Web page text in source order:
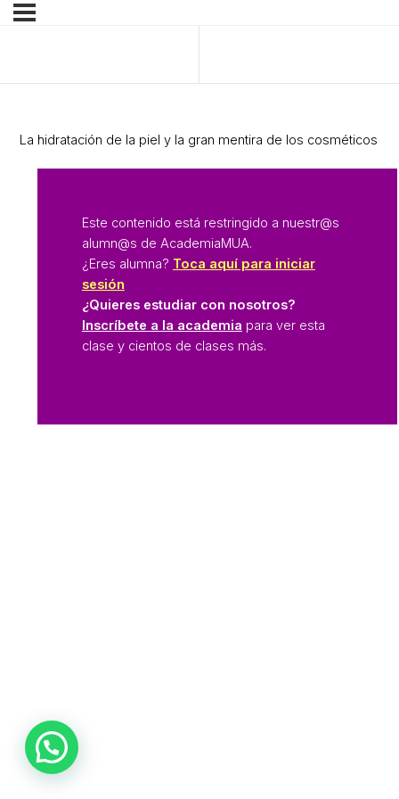
La hidratación de la piel y la gran mentira de los cosméticos
Este contenido está restringido a nuestr@s
alumn@s de AcademiaMUA.
¿Eres alumna? Toca aquí para iniciar
sesión
¿Quieres estudiar con nosotros?
Inscríbete a la academia para ver esta
clase y cientos de clases más.